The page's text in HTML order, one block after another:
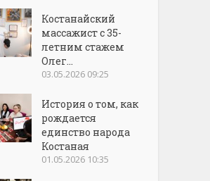
Костанайский
массажист с 35-
летним стажем
Олег...
03.05.2026 09:25
История о том, как
рождается
единство народа
Костаная
01.05.2026 10:35